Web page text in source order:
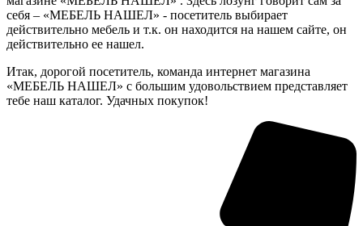
себя – «МЕБЕЛЬ НАШЕЛ» - посетитель выбирает
действительно мебель и т.к. он находится на нашем сайте, он
действительно ее нашел.
Итак, дорогой посетитель, команда интернет магазина
«МЕБЕЛЬ НАШЕЛ» с большим удовольствием представляет
тебе наш каталог. Удачных покупок!